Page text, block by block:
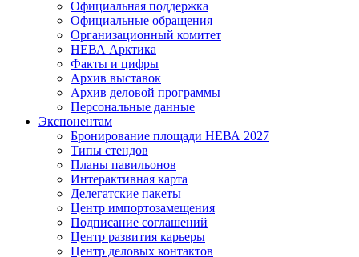
Официальная поддержка
Официальные обращения
Организационный комитет
НЕВА Арктика
Факты и цифры
Архив выставок
Архив деловой программы
Персональные данные
Экспонентам
Бронирование площади НЕВА 2027
Типы стендов
Планы павильонов
Интерактивная карта
Делегатские пакеты
Центр импортозамещения
Подписание соглашений
Центр развития карьеры
Центр деловых контактов